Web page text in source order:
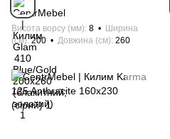
Висота ворсу (мм) 8
Ширина
(см) 200 Довжина (см) 260